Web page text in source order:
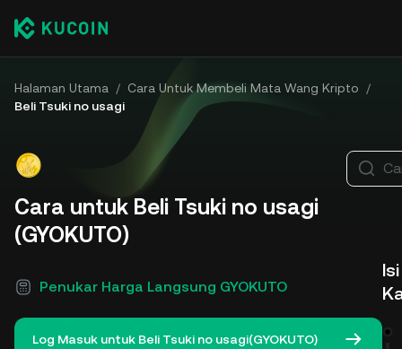
Halaman Utama / Cara Untuk Membeli Mata Wang Kripto
/
Beli Tsuki no usagi
Cara untuk Beli Tsuki no usagi
(GYOKUTO)
Penukar Harga Langsung GYOKUTO
Log Masuk untuk Beli Tsuki no usagi(GYOKUTO)
Isi